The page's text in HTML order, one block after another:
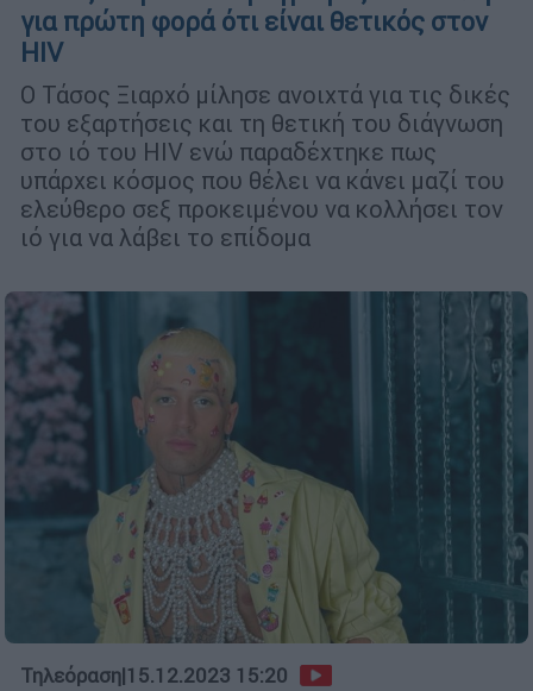
για πρώτη φορά ότι είναι θετικός στον
HIV
Ο Τάσος Ξιαρχό μίλησε ανοιχτά για τις δικές
του εξαρτήσεις και τη θετική του διάγνωση
στο ιό του HIV ενώ παραδέχτηκε πως
υπάρχει κόσμος που θέλει να κάνει μαζί του
ελεύθερο σεξ προκειμένου να κολλήσει τον
ιό για να λάβει το επίδομα
Τηλεόραση|15.12.2023 15:20